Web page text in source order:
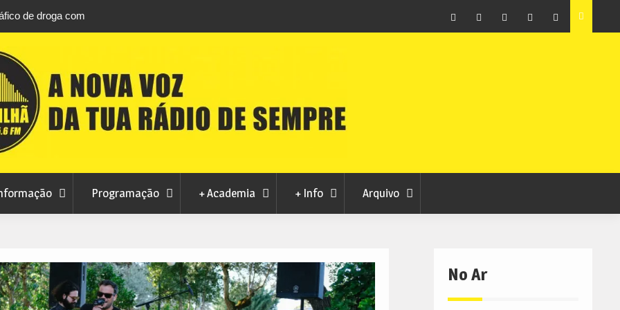
de droga com
fluvial este fim de semana
Município de Belmonte alerta para tentativa de fraude
em nome da autarquia
Programação + Academia + Info Arquivo
No Ar